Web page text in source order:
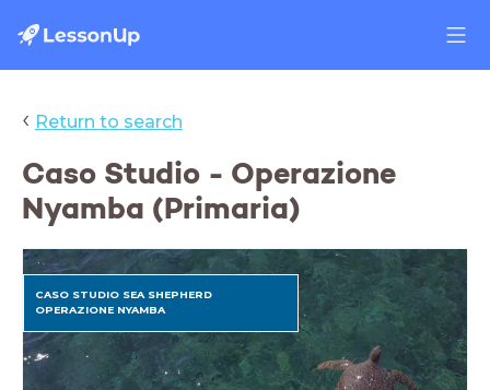
‹ Return to search
Caso Studio - Operazione
Nyamba (Primaria)
CASO STUDIO SEA SHEPHERD
OPERAZIONE NYAMBA